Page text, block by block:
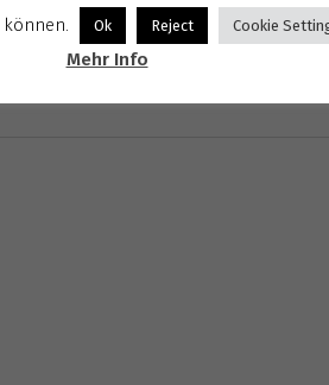
Ok Reject Cookie
Mehr Info